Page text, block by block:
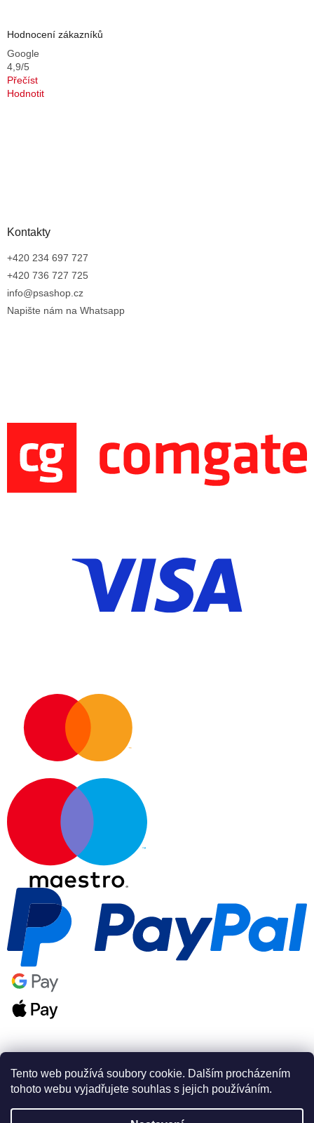
Tento web používá soubory cookie. Dalším procházením
tohoto webu vyjadřujete souhlas s jejich používáním.
Hodnocení zákazníků
Google
4,9/5
Přečíst
Hodnotit
Kontakty
+420 234 697 727
+420 736 727 725
info@psashop.cz
Napište nám na Whatsapp
Vytvořil Shoptet Premium